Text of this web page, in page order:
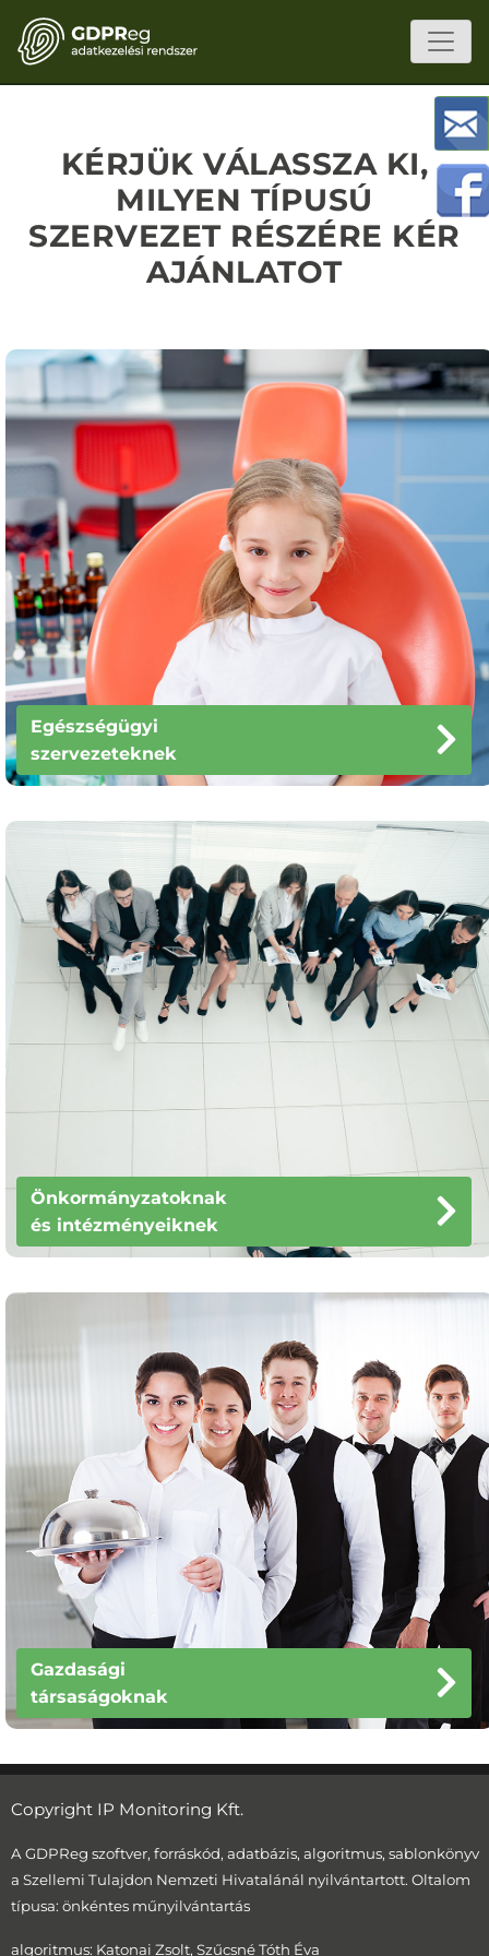
KÉRJÜK VÁLASSZA KI,
MILYEN TÍPUSÚ
SZERVEZET RÉSZÉRE KÉR
AJÁNLATOT
Egészségügyi
szervezeteknek
Önkormányzatoknak
és intézményeiknek
Gazdasági
társaságoknak
Copyright IP Monitoring Kft.
A GDPReg szoftver, forráskód, adatbázis, algoritmus, sablonkönyv
a Szellemi Tulajdon Nemzeti Hivatalánál nyilvántartott. Oltalom
típusa: önkéntes műnyilvántartás
algoritmus: Katonai Zsolt, Szűcsné Tóth Éva